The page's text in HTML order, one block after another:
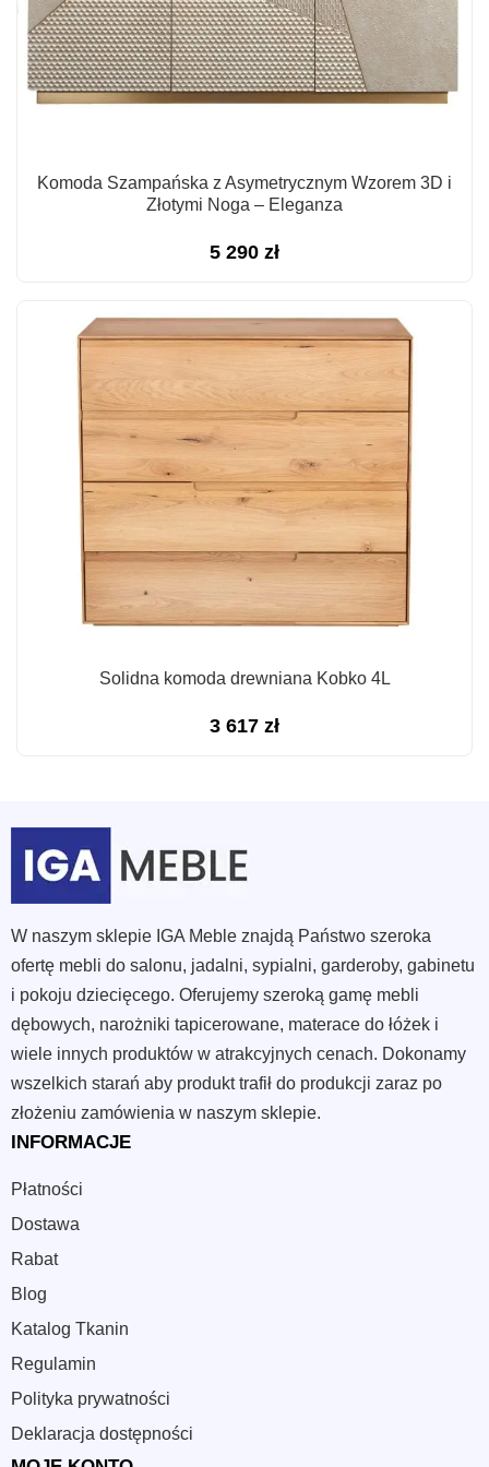
Komoda Szampańska z Asymetrycznym Wzorem 3D i
Złotymi Noga – Eleganza
5 290 zł
Solidna komoda drewniana Kobko 4L
3 617 zł
W naszym sklepie IGA Meble znajdą Państwo szeroka
ofertę mebli do salonu, jadalni, sypialni, garderoby, gabinetu
i pokoju dziecięcego. Oferujemy szeroką gamę mebli
dębowych, narożniki tapicerowane, materace do łóżek i
wiele innych produktów w atrakcyjnych cenach. Dokonamy
wszelkich starań aby produkt trafił do produkcji zaraz po
złożeniu zamówienia w naszym sklepie.
INFORMACJE
Płatności
Dostawa
Rabat
Blog
Katalog Tkanin
Regulamin
Polityka prywatności
Deklaracja dostępności